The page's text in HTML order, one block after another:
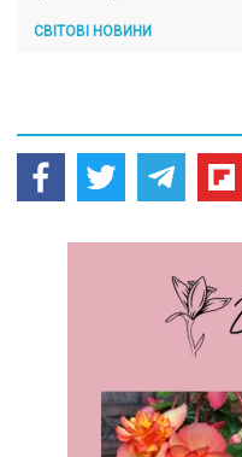
СВІТОВІ НОВИНИ